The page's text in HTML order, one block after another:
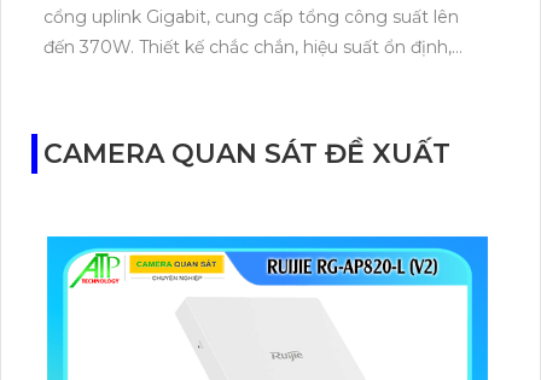
cổng uplink Gigabit, cung cấp tổng công suất lên
đến 370W. Thiết kế chắc chắn, hiệu suất ổn định,
CAMERA QUAN SÁT ĐỀ XUẤT